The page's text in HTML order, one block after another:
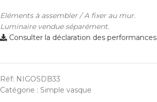
Eléments à assembler / A fixer au mur.
Luminaire vendue séparément.
Consulter la déclaration des performances
Réf: NIGOSDB33
Catégorie : Simple vasque